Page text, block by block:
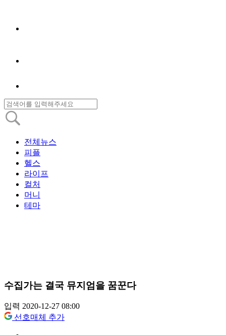
전체뉴스
피플
헬스
라이프
컬처
머니
테마
수집가는 결국 뮤지엄을 꿈꾼다
입력 2020-12-27 08:00
선호매체 추가